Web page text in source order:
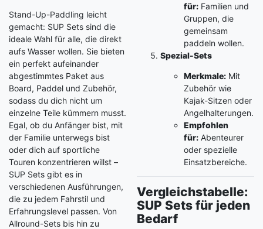
Stand-Up-Paddling leicht
gemacht: SUP Sets sind die
ideale Wahl für alle, die direkt
aufs Wasser wollen. Sie bieten
ein perfekt aufeinander
abgestimmtes Paket aus
Board, Paddel und Zubehör,
sodass du dich nicht um
einzelne Teile kümmern musst.
Egal, ob du Anfänger bist, mit
der Familie unterwegs bist
oder dich auf sportliche
Touren konzentrieren willst –
SUP Sets gibt es in
verschiedenen Ausführungen,
die zu jedem Fahrstil und
Erfahrungslevel passen. Von
Allround-Sets bis hin zu
für:Familien und
Gruppen, die
gemeinsam
paddeln wollen.
Spezial-Sets
Merkmale:Mit
Zubehör wie
Kajak-Sitzen oder
Angelhalterungen.
Empfohlen
für:Abenteurer
oder spezielle
Einsatzbereiche.
Vergleichstabelle:
SUP Sets für jeden
Bedarf